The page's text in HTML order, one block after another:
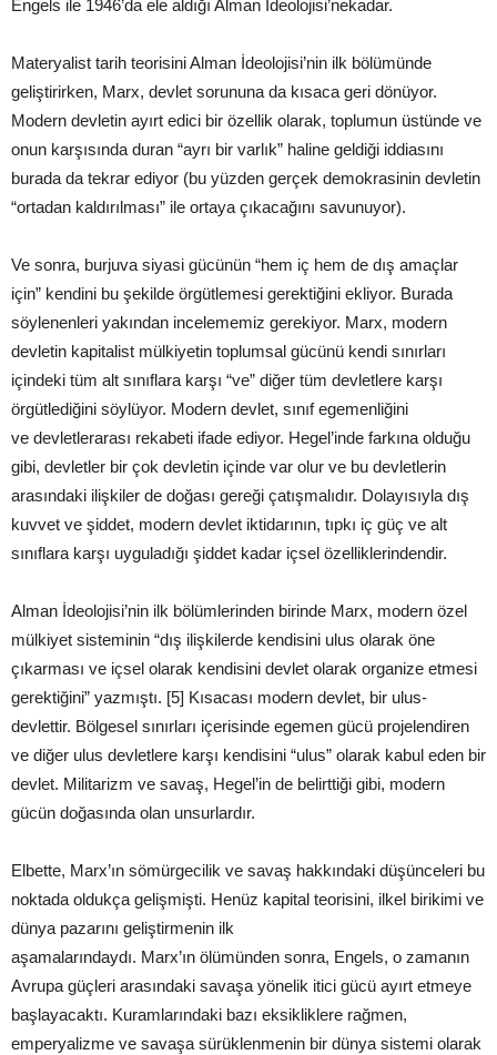
Engels ile 1946’da ele aldığı Alman İdeolojisi’nekadar.
Materyalist tarih teorisini Alman İdeolojisi’nin ilk bölümünde
geliştirirken, Marx, devlet sorununa da kısaca geri dönüyor.
Modern devletin ayırt edici bir özellik olarak, toplumun üstünde ve
onun karşısında duran “ayrı bir varlık” haline geldiği iddiasını
burada da tekrar ediyor (bu yüzden gerçek demokrasinin devletin
“ortadan kaldırılması” ile ortaya çıkacağını savunuyor).
Ve sonra, burjuva siyasi gücünün “hem iç hem de dış amaçlar
için” kendini bu şekilde örgütlemesi gerektiğini ekliyor. Burada
söylenenleri yakından incelememiz gerekiyor. Marx, modern
devletin kapitalist mülkiyetin toplumsal gücünü kendi sınırları
içindeki tüm alt sınıflara karşı “ve” diğer tüm devletlere karşı
örgütlediğini söylüyor. Modern devlet, sınıf egemenliğini
ve devletlerarası rekabeti ifade ediyor. Hegel’inde farkına olduğu
gibi, devletler bir çok devletin içinde var olur ve bu devletlerin
arasındaki ilişkiler de doğası gereği çatışmalıdır. Dolayısıyla dış
kuvvet ve şiddet, modern devlet iktidarının, tıpkı iç güç ve alt
sınıflara karşı uyguladığı şiddet kadar içsel özelliklerindendir.
Alman İdeolojisi’nin ilk bölümlerinden birinde Marx, modern özel
mülkiyet sisteminin “dış ilişkilerde kendisini ulus olarak öne
çıkarması ve içsel olarak kendisini devlet olarak organize etmesi
gerektiğini” yazmıştı. [5] Kısacası modern devlet, bir ulus-
devlettir. Bölgesel sınırları içerisinde egemen gücü projelendiren
ve diğer ulus devletlere karşı kendisini “ulus” olarak kabul eden bir
devlet. Militarizm ve savaş, Hegel’in de belirttiği gibi, modern
gücün doğasında olan unsurlardır.
Elbette, Marx’ın sömürgecilik ve savaş hakkındaki düşünceleri bu
noktada oldukça gelişmişti. Henüz kapital teorisini, ilkel birikimi ve
dünya pazarını geliştirmenin ilk
aşamalarındaydı. Marx’ın ölümünden sonra, Engels, o zamanın
Avrupa güçleri arasındaki savaşa yönelik itici gücü ayırt etmeye
başlayacaktı. Kuramlarındaki bazı eksikliklere rağmen,
emperyalizme ve savaşa sürüklenmenin bir dünya sistemi olarak